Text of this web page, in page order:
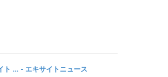
ト ... - エキサイトニュース